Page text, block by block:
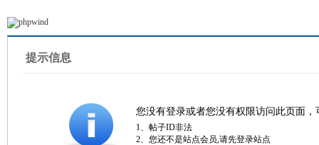
提示信息
您没有登录或者您没有权限访问此页面
1、帖子ID非法
2、您还不是站点会员,请先登录站点